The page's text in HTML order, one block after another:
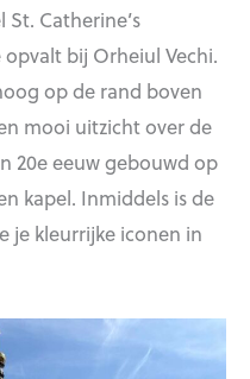
St. Catherine’s
bij Orheiul Vechi.
op de rand boven
mooi uitzicht over de
20e eeuw gebouwd op
kapel. Inmiddels is de
je kleurrijke iconen in